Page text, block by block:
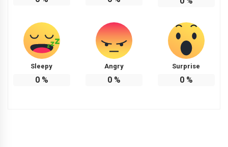
Sleepy
0%
Angry
0%
Surprise
0%